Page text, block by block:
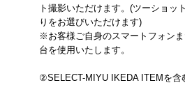
ト撮影いただけます。(ツーショッ
りをお選びいただけます)
※お客様ご自身のスマートフォン
台を使用いたします。
②SELECT-MIYU IKEDA ITEMを含